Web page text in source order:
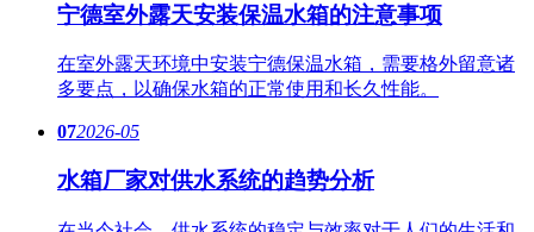
宁德室外露天安装保温水箱的注意事项
在室外露天环境中安装宁德保温水箱，需要格外留意诸
多要点，以确保水箱的正常使用和长久性能。
072026-05
水箱厂家对供水系统的趋势分析